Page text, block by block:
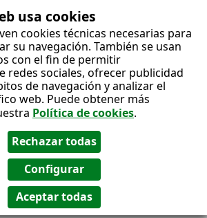
usa cookies
cookies técnicas necesarias para
su navegación. También se usan
con el fin de permitir
redes sociales, ofrecer publicidad
de navegación y analizar el
web. Puede obtener más
Política de cookies.